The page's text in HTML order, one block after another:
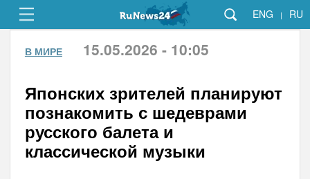
ENG | RU
В МИРЕ 15.05.2026 - 10:05
Японских зрителей планируют
познакомить с шедеврами
русского балета и
классической музыки